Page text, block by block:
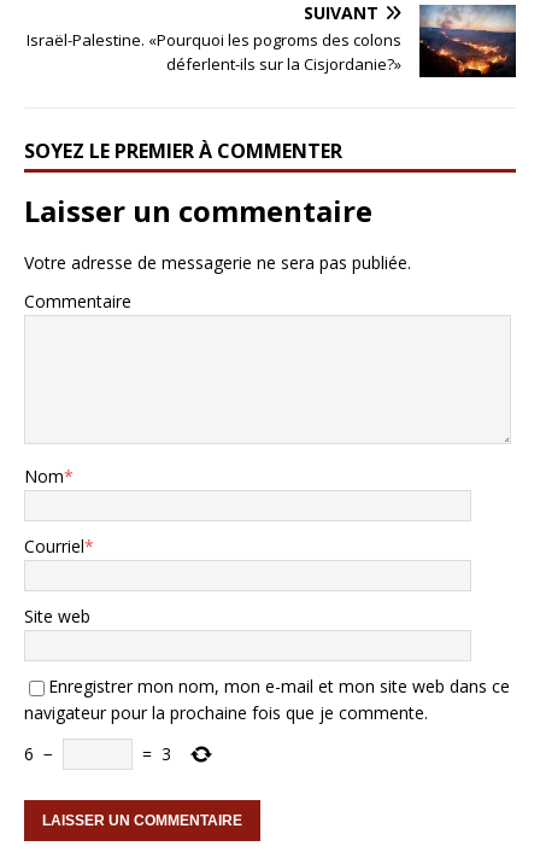
SUIVANT
Israël-Palestine. «Pourquoi les pogroms des colons
déferlent-ils sur la Cisjordanie?»
SOYEZ LE PREMIER À COMMENTER
Laisser un commentaire
Votre adresse de messagerie ne sera pas publiée.
Commentaire
Nom*
Courriel*
Site web
Enregistrer mon nom, mon e-mail et mon site web dans ce
navigateur pour la prochaine fois que je commente.
6 − = 3